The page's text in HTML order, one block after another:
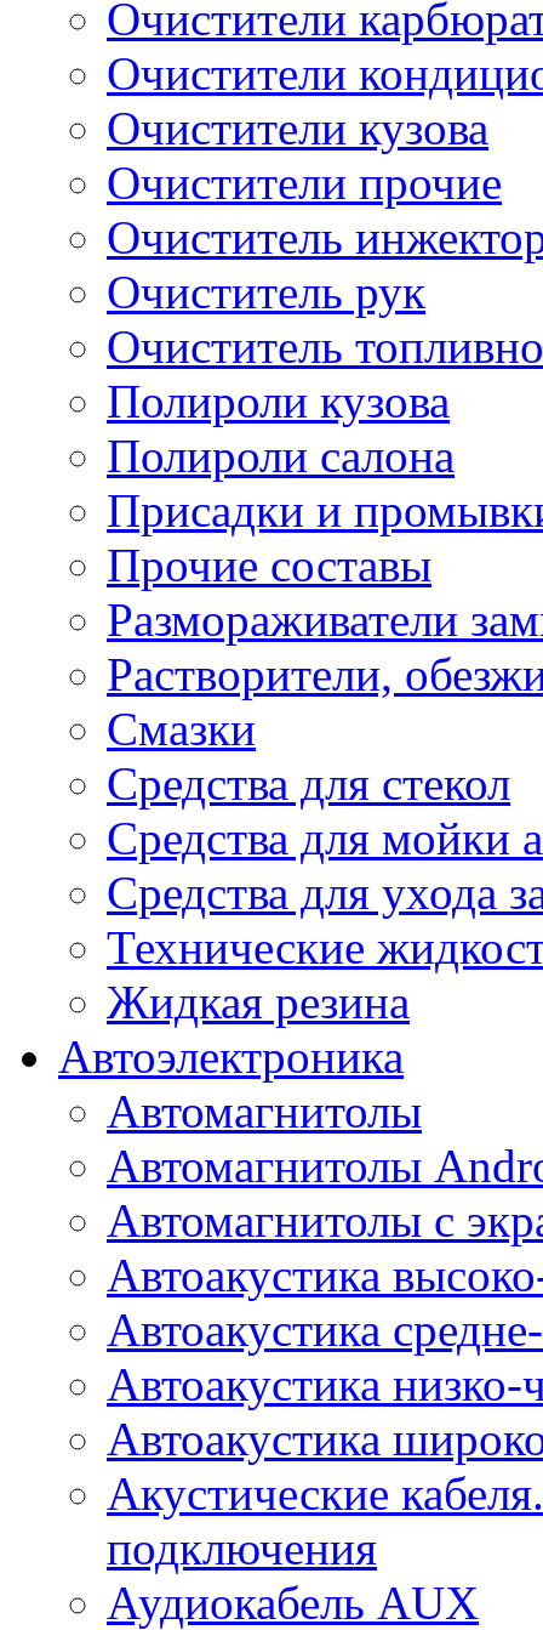
Очистители
Очистители
Очистители кузова
Очистители прочие
Очиститель
Очиститель рук
Очиститель
Полироли кузова
Полироли салона
Присадки и
Прочие составы
Размораживатели
Растворители,
Смазки
Средства для стекол
Средства для мойки
Средства для ухода
Технические
Жидкая резина
Автоэлектроника
Автомагнитолы
Автомагнитолы
Автомагнитолы с
Автоакустика
Автоакустика
Автоакустика низко-
Автоакустика
Акустические
подключения
Аудиокабель AUX